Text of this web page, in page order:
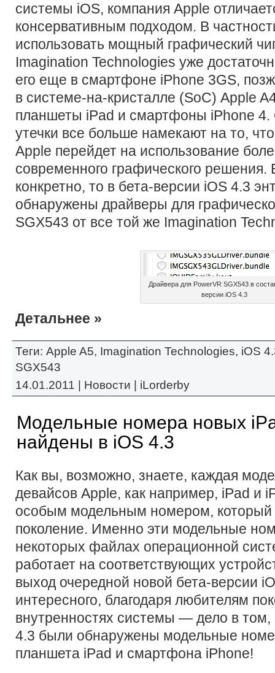
системы iOS, компания Apple
консервативным подходом. В
использовать мощный графический
Imagination Technologies уже
его еще в смартфоне iPhone 3GS,
в системе-на-кристалле (SoC) Apple
планшеты iPad и смартфоны iPhone 4.
утечки все больше намекают на то,
Apple перейдет на использование
современного графического решения.
конкретно, то в бета-версии iOS 4.3
обнаружены драйверы для
SGX543 от все той же Imagination
Драйвера для PowerVR SGX543 в
версии iOS 4.3
Детальнее »
Теги: Apple A5, Imagination Technologies, iOS
SGX543
14.01.2011 | Новости iLorderby
Модельные номера новых
найдены в iOS 4.3
Как вы, возможно, знаете, каждая
девайсов Apple, как например, iPad и
особым модельным номером, который
поколение. Именно эти модельные
некоторых файлах операционной
работает на соответствующих
выход очередной новой бета-версии
интересного, благодаря любителям
внутренностях системы — дело в том,
4.3 были обнаружены модельные
планшета iPad и смартфона iPhone!